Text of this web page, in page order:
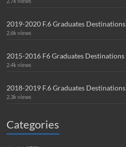
2019-2020 F.6 Graduates Destinations
2.6k views
2015-2016 F6 Graduates Destinations
2.4k views
2018-2019 F.6 Graduates Destinations
2.3k views
Categories